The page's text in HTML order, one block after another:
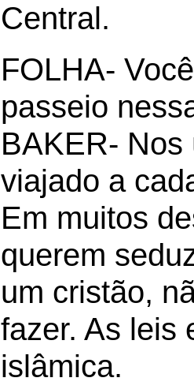
Central.
FOLHA-
passeio
BAKER- Nos
viajado a
Em muitos
querem
um cristão,
fazer. As leis
islâmica.